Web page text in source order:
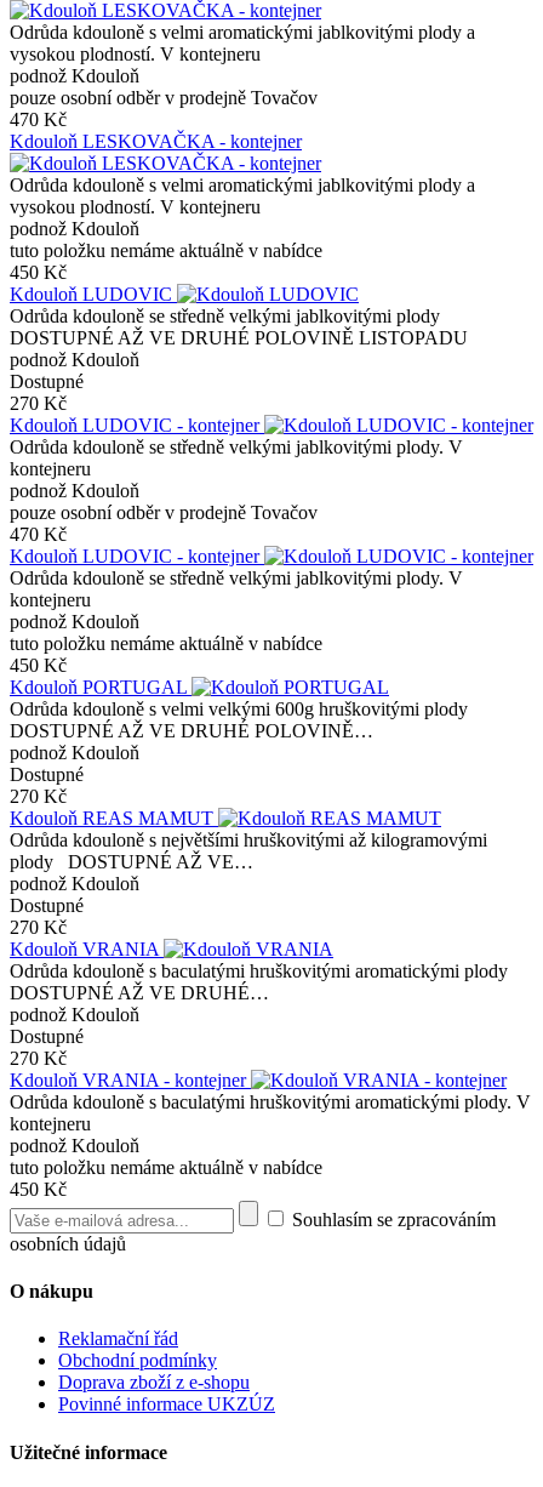
Odrůda kdouloně s velmi aromatickými jablkovitými plody a
vysokou plodností. V kontejneru
podnož Kdouloň
pouze osobní odběr v prodejně Tovačov
470 Kč
Kdouloň LESKOVAČKA - kontejner
Odrůda kdouloně s velmi aromatickými jablkovitými plody a
vysokou plodností. V kontejneru
podnož Kdouloň
tuto položku nemáme aktuálně v nabídce
450 Kč
Kdouloň LUDOVIC
Odrůda kdouloně se středně velkými jablkovitými plody
DOSTUPNÉ AŽ VE DRUHÉ POLOVINĚ LISTOPADU
podnož Kdouloň
Dostupné
270 Kč
Kdouloň LUDOVIC - kontejner
Odrůda kdouloně se středně velkými jablkovitými plody. V
kontejneru
podnož Kdouloň
pouze osobní odběr v prodejně Tovačov
470 Kč
Kdouloň LUDOVIC - kontejner
Odrůda kdouloně se středně velkými jablkovitými plody. V
kontejneru
podnož Kdouloň
tuto položku nemáme aktuálně v nabídce
450 Kč
Kdouloň PORTUGAL
Odrůda kdouloně s velmi velkými 600g hruškovitými plody
DOSTUPNÉ AŽ VE DRUHÉ POLOVINĚ…
podnož Kdouloň
Dostupné
270 Kč
Kdouloň REAS MAMUT
Odrůda kdouloně s největšími hruškovitými až kilogramovými
plody DOSTUPNÉ AŽ VE…
podnož Kdouloň
Dostupné
270 Kč
Kdouloň VRANIA
Odrůda kdouloně s baculatými hruškovitými aromatickými plody
DOSTUPNÉ AŽ VE DRUHÉ…
podnož Kdouloň
Dostupné
270 Kč
Kdouloň VRANIA - kontejner
Odrůda kdouloně s baculatými hruškovitými aromatickými plody. V
kontejneru
podnož Kdouloň
tuto položku nemáme aktuálně v nabídce
450 Kč
Souhlasím se zpracováním
osobních údajů
O nákupu
Reklamační řád
Obchodní podmínky
Doprava zboží z e-shopu
Povinné informace UKZÚZ
Užitečné informace